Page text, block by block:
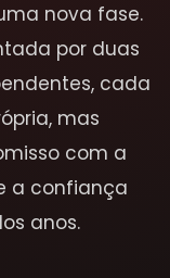
nova fase.
por duas
cada
mas
com a
a confiança
anos.